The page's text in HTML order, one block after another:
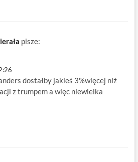
pisze:
dostałby jakieś 3%więcej niż
z trumpem a więc niewielka